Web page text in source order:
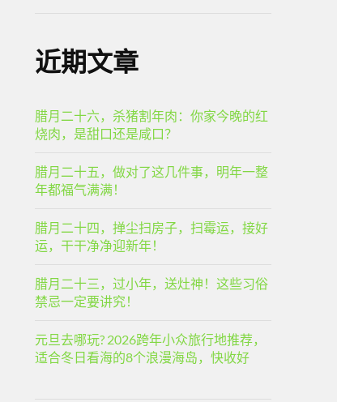
近期文章
腊月二十六，杀猪割年肉：你家今晚的红
烧肉，是甜口还是咸口？
腊月二十五，做对了这几件事，明年一整
年都福气满满！
腊月二十四，掸尘扫房子，扫霉运，接好
运，干干净净迎新年！
腊月二十三，过小年，送灶神！这些习俗
禁忌一定要讲究！
元旦去哪玩? 2026跨年小众旅行地推荐，
适合冬日看海的8个浪漫海岛，快收好